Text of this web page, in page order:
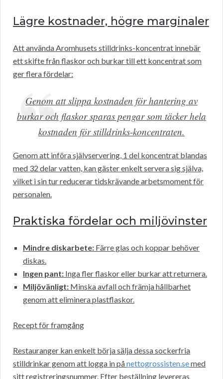
Lägre kostnader, högre marginaler
Att använda Aromhusets stilldrinks-koncentrat innebär
ett skifte från flaskor och burkar till ett koncentrat som
ger flera fördelar:
Genom att slippa kostnaden för hantering av
burkar och flaskor sparas pengar som täcker hela
kostnaden för stilldrinks-koncentraten.
Genom att införa självservering, 1 del koncentrat blandas
med 32 delar vatten, kan gäster enkelt servera sig själva,
vilket i sin tur reducerar tidskrävande arbetsmoment för
personalen.
Praktiska fördelar och miljövinster
Mindre diskarbete: Färre glas och koppar behöver
diskas.
Ingen pant: Inga fler flaskor eller burkar att returnera.
Miljövänligt: Minska avfall och främja hållbarhet
genom att eliminera plastflaskor.
Recept för framgång
Restauranger kan enkelt börja sälja dessa sockerfria
stilldrinkar genom att logga in pånettogrossisten.semed
sitt registreringsnummer. Efter beställning levereras